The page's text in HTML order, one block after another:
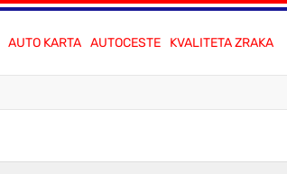
AUTO KARTA AUTOCESTE KVALITETA ZRAKA